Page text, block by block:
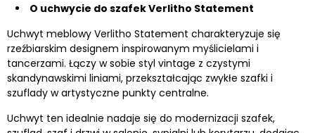
O uchwycie do szafek Verlitho Statement
Uchwyt meblowy Verlitho Statement charakteryzuje się
rzeźbiarskim designem inspirowanym myślicielami i
tancerzami. Łączy w sobie styl vintage z czystymi
skandynawskimi liniami, przekształcając zwykłe szafki i
szuflady w artystyczne punkty centralne.
Uchwyt ten idealnie nadaje się do modernizacji szafek,